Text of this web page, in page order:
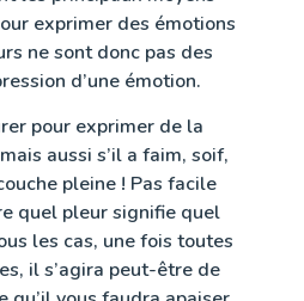
exprimer des émotions
ne sont donc pas des
d’une émotion.
pour exprimer de la
aussi s’il a faim, soif,
pleine ! Pas facile
quel pleur signifie quel
les cas, une fois toutes
il s’agira peut-être de